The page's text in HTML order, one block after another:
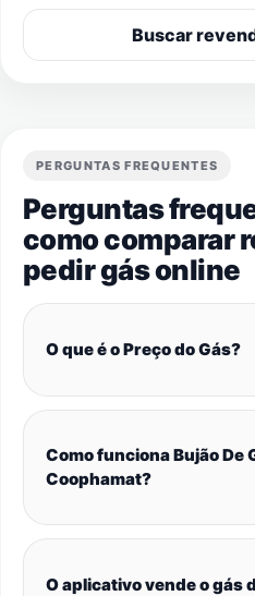
Buscar
PERGUNTAS FREQUENTES
Perguntas
como comparar
pedir gás online
O que é o Preço do Gás?
Como funciona Bujão De
Coophamat?
O aplicativo vende o gás